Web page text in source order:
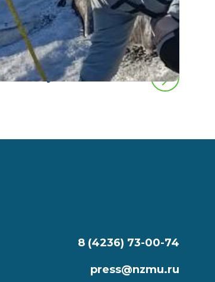
следующая новость
8 (4236) 73-00-74
press@nzmu.ru